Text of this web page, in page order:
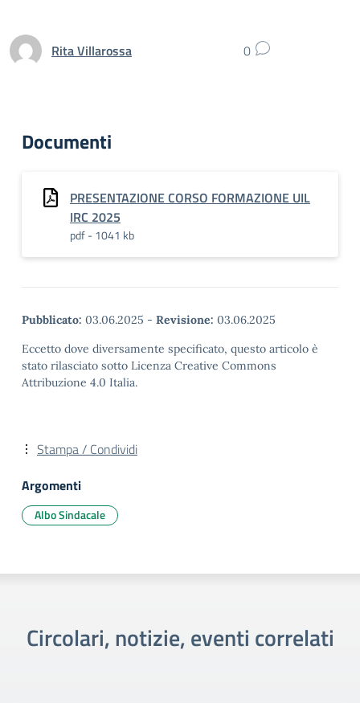
Rita Villarossa 0
Documenti
PRESENTAZIONE CORSO FORMAZIONE UIL
IRC 2025
pdf - 1041 kb
Pubblicato: 03.06.2025 - Revisione: 03.06.2025
Eccetto dove diversamente specificato, questo articolo è
stato rilasciato sotto Licenza Creative Commons
Attribuzione 4.0 Italia.
Stampa / Condividi
Argomenti
Albo Sindacale
Circolari, notizie, eventi correlati